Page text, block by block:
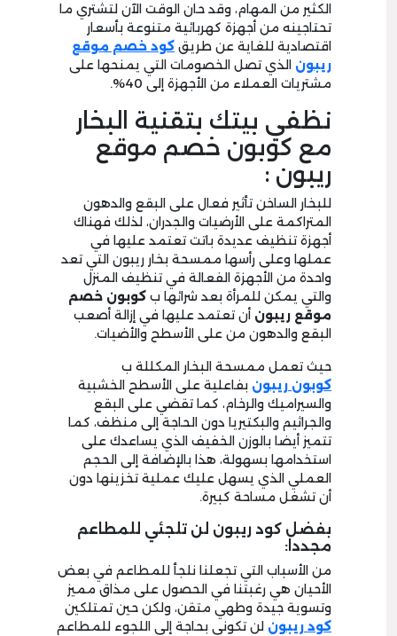
الكثير من المهام، وقد حان الوقت الآن لتشتري ما
تحتاجينه من أجهزة كهربائية متنوعة بأسعار
اقتصادية للغاية عن طريق كود خصم موقع
ريبون الذي تصل الخصومات التي يمنحها على
مشتريات العملاء من الأجهزة إلى 40%.
نظفي بيتك بتقنية البخار
مع كوبون خصم موقع
ريبون :
للبخار الساخن تأثير فعال على البقع والدهون
المتراكمة على الأرضيات والجدران، لذلك فهناك
أجهزة تنظيف عديدة باتت تعتمد عليها في
عملها وعلى رأسها ممسحة بخار ريبون التي تعد
واحدة من الأجهزة الفعالة في تنظيف المنزل
والتي يمكن للمرأة بعد شرائها ب كوبون خصم
موقع ريبون أن تعتمد عليها في إزالة أصعب
البقع والدهون من على الأسطح والأضيات.
حيث تعمل ممسحة البخار المكللة ب
كوبون ريبون بفاعلية على الأسطح الخشبية
والسيراميك والرخام، كما تقضي على البقع
والجراثيم والبكتيريا دون الحاجة إلى منظف، كما
تتميز أيضا بالوزن الخفيف الذي يساعدك على
استخدامها بسهولة، هذا بالإضافة إلى الحجم
العملي الذي يسهل عليك عملية تخزينها دون
أن تشغل مساحة كبيرة.
بفضل كود ريبون لن تلجئي للمطاعم
مجددا:
من الأسباب التي تجعلنا نلجأ للمطاعم في بعض
الأحيان هي رغبتنا في الحصول على مذاق مميز
وتسوية جيدة وطهي متقن، ولكن حين تمتلكين
كود ريبون لن تكوني بحاجة إلى اللجوء للمطاعم